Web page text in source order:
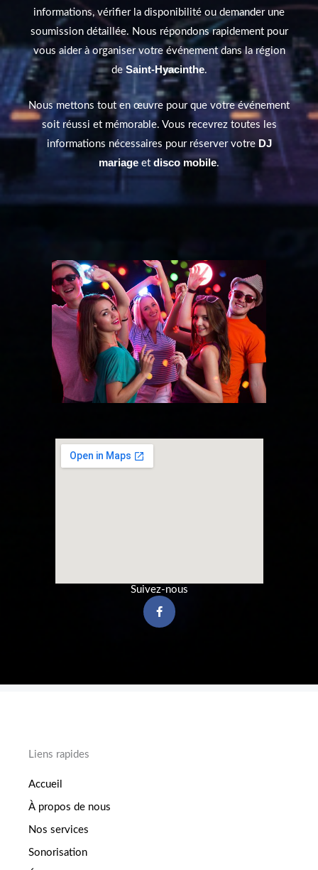
informations, vérifier la disponibilité ou demander une
soumission détaillée. Nous répondons rapidement pour
vous aider à organiser votre événement dans la région
de Saint-Hyacinthe.
Nous mettons tout en œuvre pour que votre événement
soit réussi et mémorable. Vous recevrez toutes les
informations nécessaires pour réserver votre DJ
mariage et disco mobile.
Suivez-nous
a
-
Liens rapides
Accueil
À propos de nous
Nos services
Sonorisation